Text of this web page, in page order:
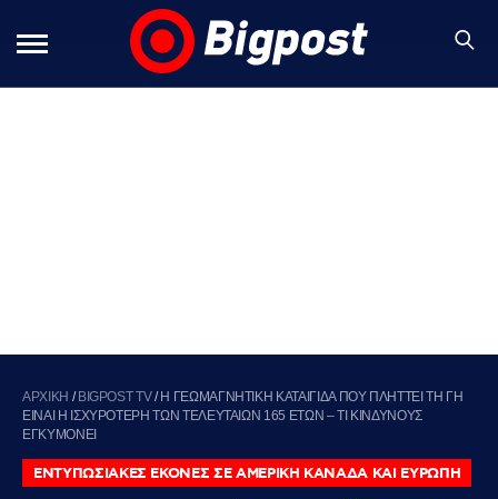
ΑΡΧΙΚΗ / BIGPOST TV/ Η ΓΕΩΜΑΓΝΗΤΙΚΗ ΚΑΤΑΙΓΙΔΑ ΠΟΥ ΠΛΗΤΤΕΙ ΤΗ ΓΗ
ΕΙΝΑΙ Η ΙΣΧΥΡΟΤΕΡΗ ΤΩΝ ΤΕΛΕΥΤΑΙΩΝ 165 ΕΤΩΝ – ΤΙ ΚΙΝΔΥΝΟΥΣ
ΕΓΚΥΜΟΝΕΙ
ΕΝΤΥΠΩΣΙΑΚΕΣ ΕΚΟΝΕΣ ΣΕ ΑΜΕΡΙΚΗ ΚΑΝΑΔΑ ΚΑΙ ΕΥΡΩΠΗ